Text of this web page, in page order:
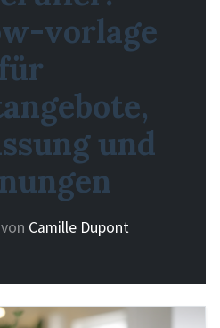
vorlage
und
von Camille Dupont